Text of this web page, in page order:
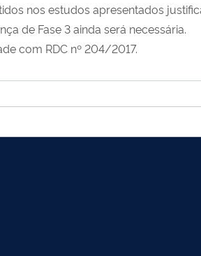
nos estudos apresentados
de Fase 3 ainda será necessária.
com RDC nº 204/2017.